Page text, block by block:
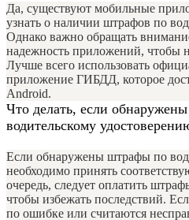
Да, существуют мобильные
узнать о наличии штрафов по
Однако важно обращать
надежность приложений, чтобы
Лучше всего использовать
приложение ГИБДД, которое
Android.
Что делать, если
водительскому
Если обнаружены штрафы по
необходимо принять
очередь, следует оплатить
чтобы избежать последствий.
по ошибке или считаются